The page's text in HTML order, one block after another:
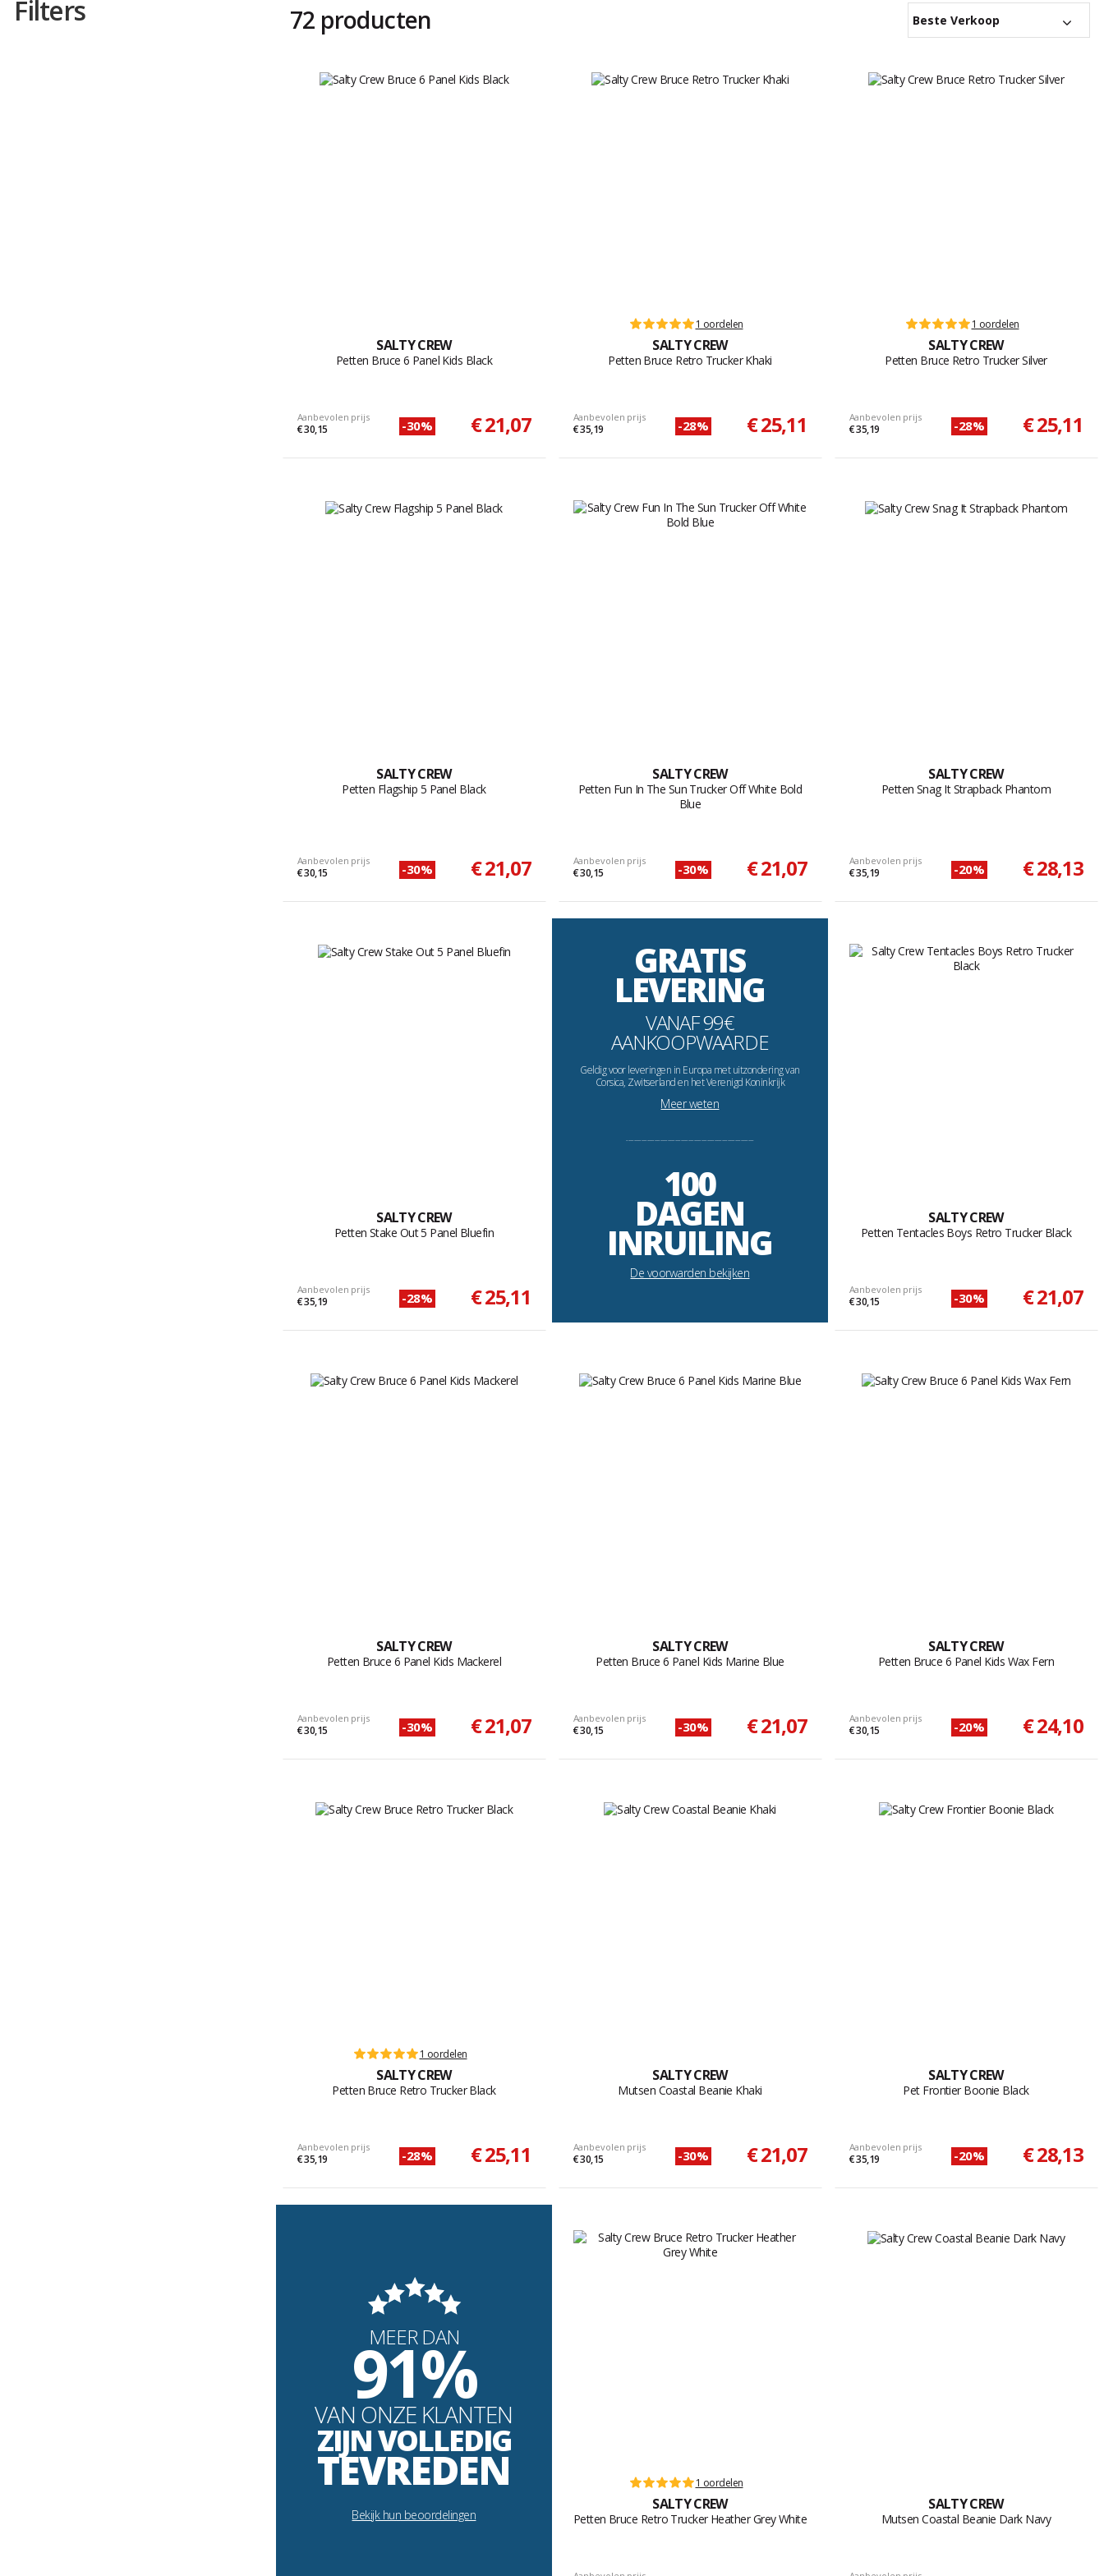
Filters 72 producten Beste Verkoop
SALTY CREW
Petten Bruce 6 Panel Kids Black
Aanbevolen prijs
€ 30,15 -30% € 21,07
1 oordelen
SALTY CREW
Petten Bruce Retro Trucker Khaki
Aanbevolen prijs
€ 35,19 -28% € 25,11
1 oordelen
SALTY CREW
Petten Bruce Retro Trucker Silver
Aanbevolen prijs
€ 35,19 -28% € 25,11
SALTY CREW
Petten Flagship 5 Panel Black
Aanbevolen prijs
€ 30,15 -30% € 21,07
SALTY CREW
Petten Fun In The Sun Trucker Off White Bold
Blue
Aanbevolen prijs
€ 30,15 -30% € 21,07
SALTY CREW
Petten Snag It Strapback Phantom
Aanbevolen prijs
€ 35,19 -20% € 28,13
SALTY CREW
Petten Stake Out 5 Panel Bluefin
Aanbevolen prijs
€ 35,19 -28% € 25,11
GRATIS
LEVERING
VANAF 99€
AANKOOPWAARDE
Geldig voor leveringen in Europa met uitzondering van
Corsica, Zwitserland en het Verenigd Koninkrijk
Meer weten
--------------------------------------------------------------------
100
DAGEN
INRUILING
De voorwarden bekijken
SALTY CREW
Petten Tentacles Boys Retro Trucker Black
Aanbevolen prijs
€ 30,15 -30% € 21,07
SALTY CREW
Petten Bruce 6 Panel Kids Mackerel
Aanbevolen prijs
€ 30,15 -30% € 21,07
SALTY CREW
Petten Bruce 6 Panel Kids Marine Blue
Aanbevolen prijs
€ 30,15 -30% € 21,07
SALTY CREW
Petten Bruce 6 Panel Kids Wax Fern
Aanbevolen prijs
€ 30,15 -20% € 24,10
1 oordelen
SALTY CREW
Petten Bruce Retro Trucker Black
Aanbevolen prijs
€ 35,19 -28% € 25,11
SALTY CREW
Mutsen Coastal Beanie Khaki
Aanbevolen prijs
€ 30,15 -30% € 21,07
SALTY CREW
Pet Frontier Boonie Black
Aanbevolen prijs
€ 35,19 -20% € 28,13
MEER DAN
91%
VAN ONZE KLANTEN
ZIJN VOLLEDIG
TEVREDEN
Bekijk hun beoordelingen
1 oordelen
SALTY CREW
Petten Bruce Retro Trucker Heather Grey White
SALTY CREW
Mutsen Coastal Beanie Dark Navy